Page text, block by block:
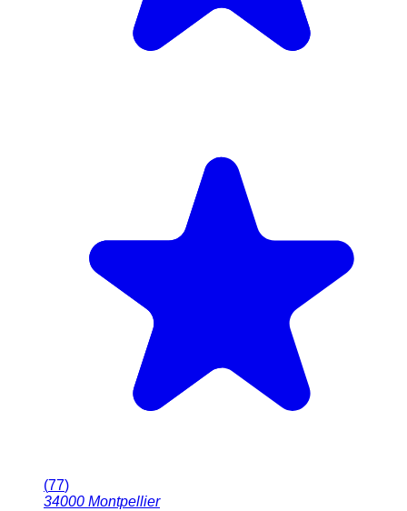
(77)
34000 Montpellier